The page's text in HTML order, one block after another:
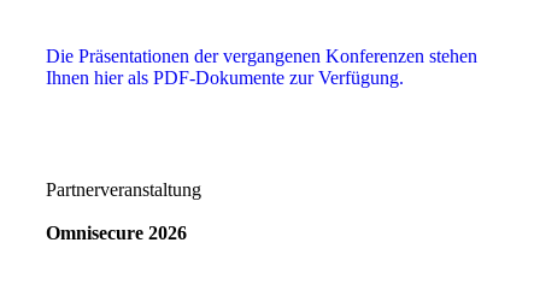
Die Präsentationen der vergangenen Konferenzen stehen
Ihnen hier als PDF-Dokumente zur Verfügung.
Partnerveranstaltung
Omnisecure 2026